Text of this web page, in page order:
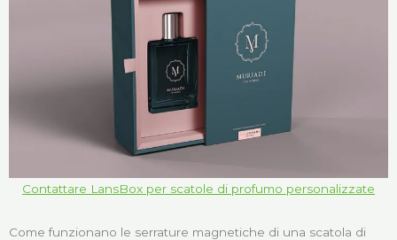
Contattare LansBox per scatole di profumo personalizzate
Come funzionano le serrature magnetiche di una scatola di